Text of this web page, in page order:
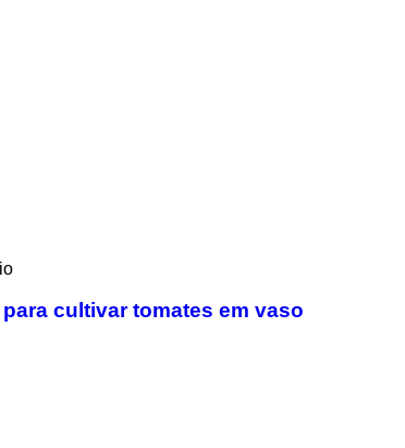
cultivar tomates em vaso